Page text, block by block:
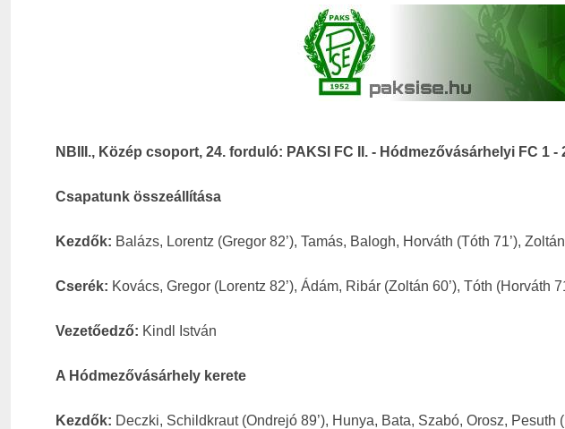
NBIII., Közép csoport, 24. forduló: PAKSI FC II. - Hódmezővásárhelyi FC 1 -
Csapatunk összeállítása
Kezdők: Balázs, Lorentz (Gregor 82’), Tamás, Balogh, Horváth (Tóth 71’),
Cserék: Kovács, Gregor (Lorentz 82’), Ádám, Ribár (Zoltán 60’), Tóth (Horváth
Vezetőedző: Kindl István
A Hódmezővásárhely kerete
Kezdők: Deczki, Schildkraut (Ondrejó 89’), Hunya, Bata, Szabó, Orosz, Pesuth